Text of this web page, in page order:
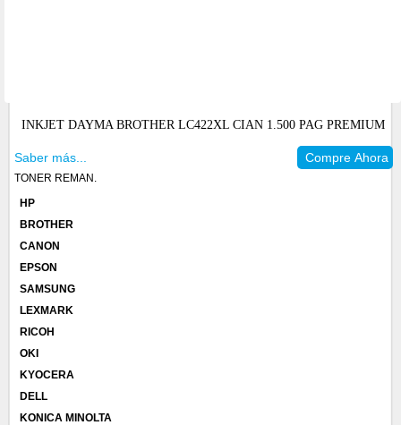
INKJET DAYMA BROTHER LC422XL CIAN 1.500 PAG PREMIUM
Saber más... Compre Ahora
TONER REMAN.
HP
BROTHER
CANON
EPSON
SAMSUNG
LEXMARK
RICOH
OKI
KYOCERA
DELL
KONICA MINOLTA